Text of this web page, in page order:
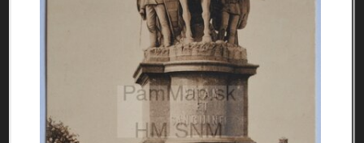
čas